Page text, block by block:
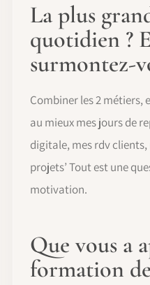
La plus
quotidien ?
surmontez-
Combiner les 2 métiers,
au mieux mes jours de
digitale, mes rdv
projets’ Tout est une
motivation.
Que vous a
formation